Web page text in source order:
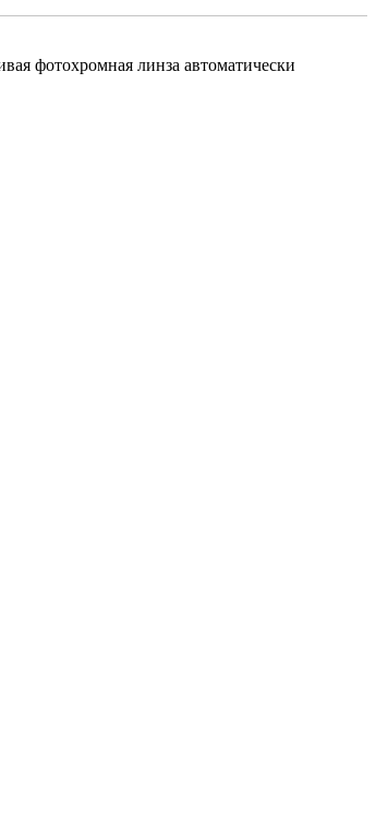
фотохромная линза автоматически